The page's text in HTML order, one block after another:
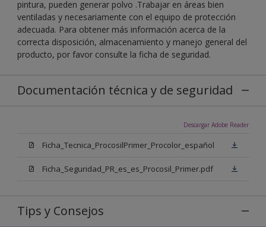
pintura, pueden generar polvo .Trabajar en áreas bien
ventiladas y necesariamente con el equipo de protección
adecuada. Para obtener más información acerca de la
correcta disposición, almacenamiento y manejo general del
producto, por favor consulte la ficha de seguridad.
Documentación técnica y de seguridad
Descargar Adobe Reader
Ficha_Tecnica_ProcosilPrimer_Procolor_español
Ficha_Seguridad_PR_es_es_Procosil_Primer.pdf
Tips y Consejos